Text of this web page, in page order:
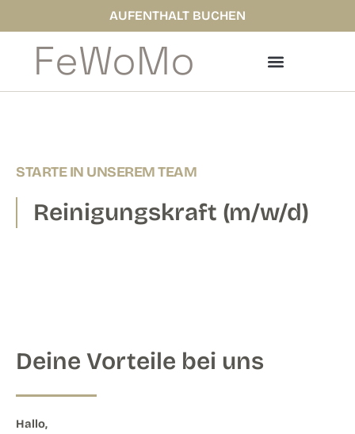
springen
AUFENTHALT BUCHEN
FeWoMo
STARTE IN UNSEREM TEAM
Reinigungskraft (m/w/d)
Deine Vorteile bei uns
Hallo,